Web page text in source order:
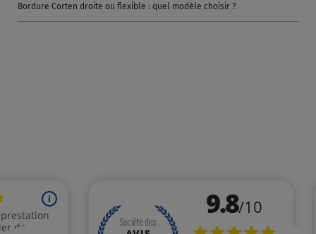
Bordure Corten droite ou flexible : quel modèle choisir ?